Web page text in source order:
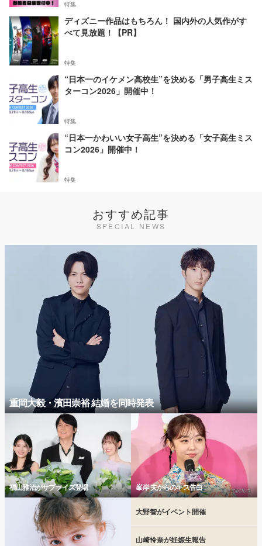
特集
ディズニー作品はもちろん！ 国内外の人気作がす
べて見放題！【PR】
特集
“日本一のイケメン高校生”を決める「男子高生ミス
ターコン2026」開催中！
特集
“日本一かわいい女子高生”を決める「女子高生ミス
コン2026」開催中！
特集
おすすめ記事
SPECIAL NEWS
重岡大毅・濱田崇裕 結婚を同時発表
福山雅治がサプライズ登場 峯岸 夫からのキス告白
大野智がイベント開催
山崎怜奈が妊娠生報告